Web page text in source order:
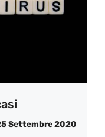
Settembre 2020